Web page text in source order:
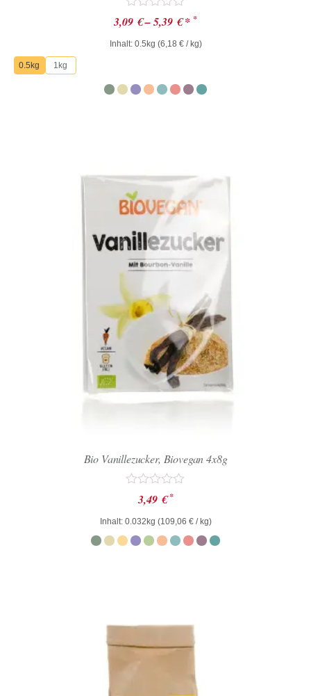
Bewertet
mit
0
von
3,09 €–5,39 €* *
Inhalt: 0.5kg (6,18 €/ kg)
0.5kg 1kg
Bio Vanillezucker, Biovegan 4x8g
Bewertet
mit
0
von
5
3,49 € *
Inhalt: 0.032kg (109,06 €/ kg)